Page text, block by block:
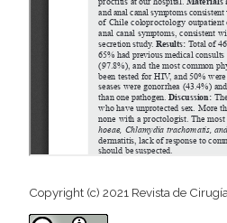
Copyright (c) 2021 Revista de